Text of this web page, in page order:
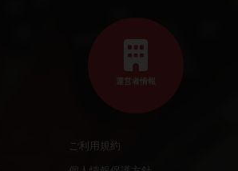
運営者情報
ご利用規約